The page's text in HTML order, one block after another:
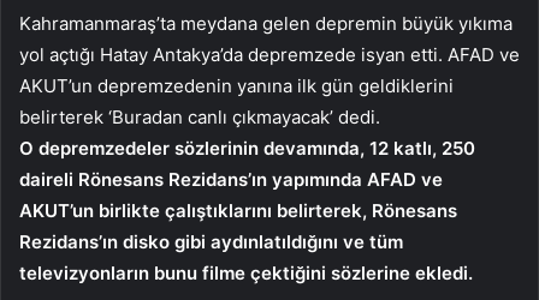
Kahramanmaraş’ta meydana gelen depremin büyük yıkıma
yol açtığı Hatay Antakya’da depremzede isyan etti. AFAD ve
AKUT’un depremzedenin yanına ilk gün geldiklerini
belirterek ‘Buradan canlı çıkmayacak’ dedi.
O depremzedeler sözlerinin devamında, 12 katlı, 250
daireli Rönesans Rezidans’ın yapımında AFAD ve
AKUT’un birlikte çalıştıklarını belirterek, Rönesans
Rezidans’ın disko gibi aydınlatıldığını ve tüm
televizyonların bunu filme çektiğini sözlerine ekledi.